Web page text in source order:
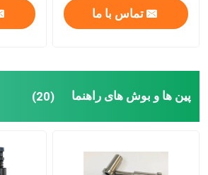
تماس با ما
پین ها و بوش های راهنما (20)